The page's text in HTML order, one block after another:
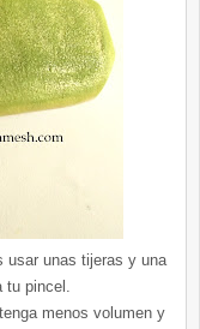
usar unas tijeras y una
tu pincel.
menos volumen y